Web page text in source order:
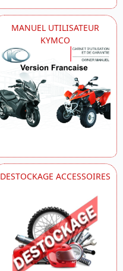
MANUEL UTILISATEUR
KYMCO
DESTOCKAGE ACCESSOIRES